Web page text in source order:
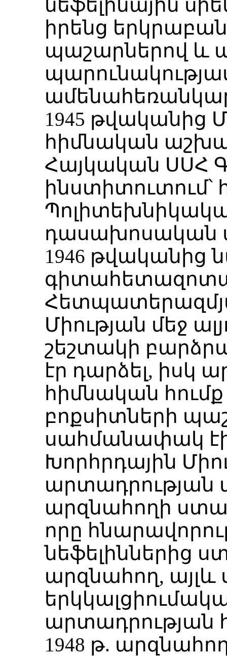
նեֆելինային
իրենց
պաշարներով և
1945 թվականից
հիմնական
Հայկական ՍՍՀ
ինստիտուտում՝
դասախոսական
1946 թվականից
Միության մեջ
շեշտակի
էր դարձել, իսկ
հիմնական
բոքսիտների
սահմանափակ
Խորհրդային
արտադրության
արզնահողի
որը
նեֆելիններից
արզնահող,
արտադրության
1948 թ.